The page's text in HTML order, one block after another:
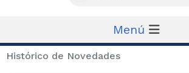
Menú
Histórico de Novedades